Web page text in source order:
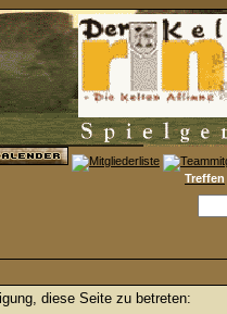
Treffen
diese Seite zu betreten: